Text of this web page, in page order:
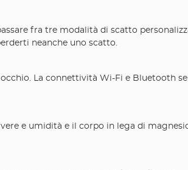
fra tre modalità di scatto
neanche uno scatto.
La connettività Wi-Fi e Bluetooth
e umidità e il corpo in lega di